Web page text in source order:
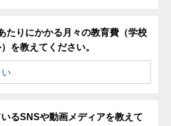
たりにかかる月々の教育費（学校
を教えてください。
るSNSや動画メディアを教えて